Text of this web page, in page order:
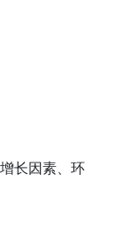
长因素、环